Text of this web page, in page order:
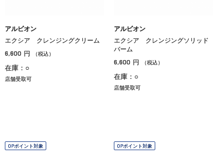
アルビオン
エクシア クレンジングクリーム
6,600 円 （税込）
在庫：○
店舗受取可
アルビオン
エクシア クレンジングソリッド
バーム
6,600 円 （税込）
在庫：○
店舗受取可
OPポイント対象 OPポイント対象